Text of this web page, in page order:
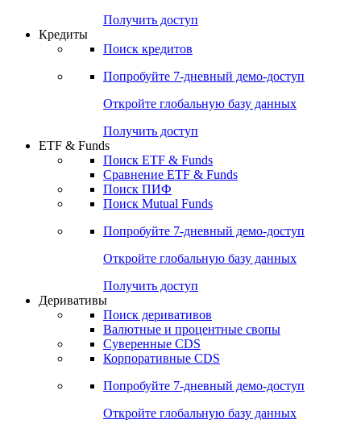
Получить доступ
Кредиты
Поиск кредитов
Попробуйте 7-дневный демо-доступ
Откройте глобальную базу данных
Получить доступ
ETF & Funds
Поиск ETF & Funds
Сравнение ETF & Funds
Поиск ПИФ
Поиск Mutual Funds
Попробуйте 7-дневный демо-доступ
Откройте глобальную базу данных
Получить доступ
Деривативы
Поиск деривативов
Валютные и процентные свопы
Суверенные CDS
Корпоративные CDS
Попробуйте 7-дневный демо-доступ
Откройте глобальную базу данных